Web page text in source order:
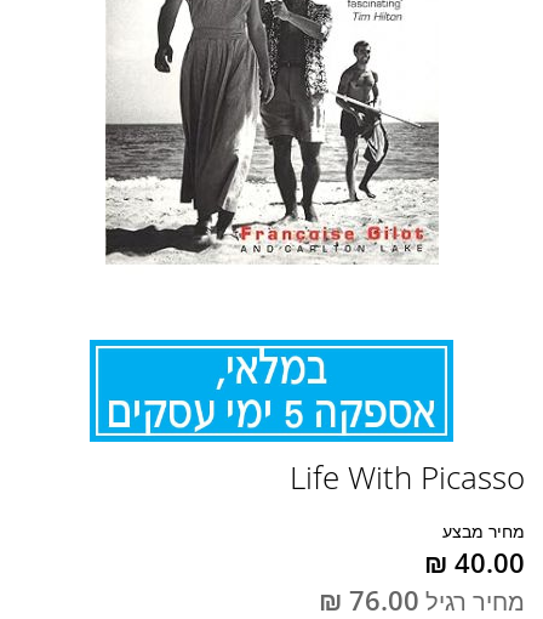
Life With Picasso
מחיר מבצע
מחיר רגיל
להתחלה
גלריית
תמונות